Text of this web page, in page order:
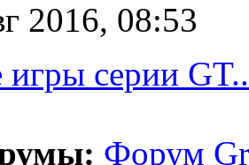
2016, 08:53
игры серии
Форум